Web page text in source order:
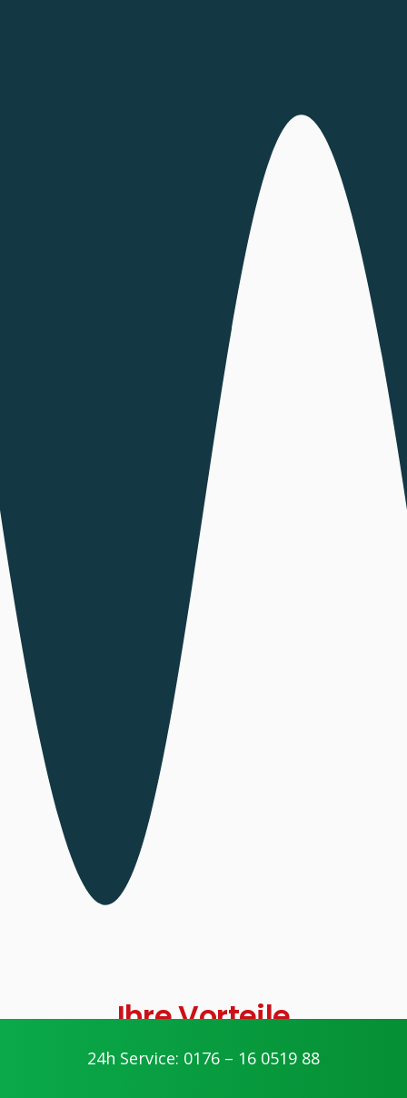
Ihre Vorteile
geschultes Personal
24h Service: 0176 – 16 0519 88